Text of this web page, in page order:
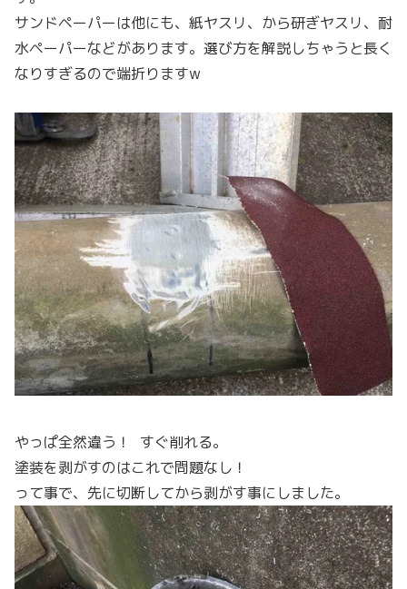
サンドペーパーは他にも、紙ヤスリ、から研ぎヤスリ、耐
水ペーパーなどがあります。選び方を解説しちゃうと長く
なりすぎるので端折りますw
やっぱ全然違う！ すぐ削れる。
塗装を剥がすのはこれで問題なし！
って事で、先に切断してから剥がす事にしました。